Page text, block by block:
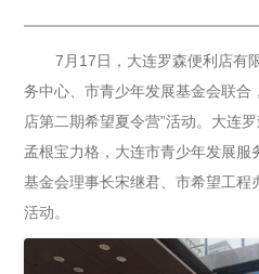
7月17日，大连罗森便利店有
务中心、市青少年发展基金会联合
店第二期希望夏令营”活动。大连
孟根宝力格，大连市青少年发展服
基金会理事长宋继君、市希望工程
活动。